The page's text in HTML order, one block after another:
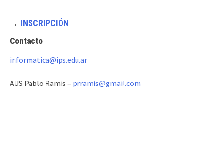
→ INSCRIPCIÓN
Contacto
informatica@ips.edu.ar
AUS Pablo Ramis – prramis@gmail.com